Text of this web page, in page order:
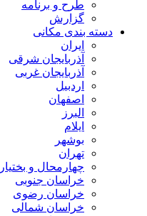
طرح و برنامه
گزارش
دسته بندی مکانی
ایران
آذربایجان شرقی
آذربایجان غربی
اردبیل
اصفهان
البرز
ایلام
بوشهر
تهران
چهارمحال و
خراسان جنوبی
خراسان رضوی
خراسان شمالی